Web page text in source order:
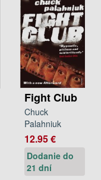
Fight Club
Chuck
Palahniuk
12.95 €
Dodanie do
21 dní